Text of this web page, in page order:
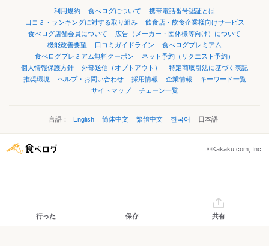
利用規約 食べログについて
携帯電話番号認証とは
口コミ・ランキングに対する取り組み
飲食店・飲食企業様向けサービス
食べログ店舗会員について
広告（メーカー・団体様等向け）について
機能改善要望
口コミガイドライン
食べログプレミアム
食べログプレミアム無料クーポン
ネット予約（リクエスト予約）
個人情報保護方針
外部送信（オプトアウト）
特定商取引法に基づく表記
推奨環境
ヘルプ・お問い合わせ 採用情報 企業情報
キーワード一覧
サイトマップ
チェーン一覧
言語： English 简体中文 繁體中文 한국어 日本語
©Kakaku.com, Inc.
行った 保存 共有